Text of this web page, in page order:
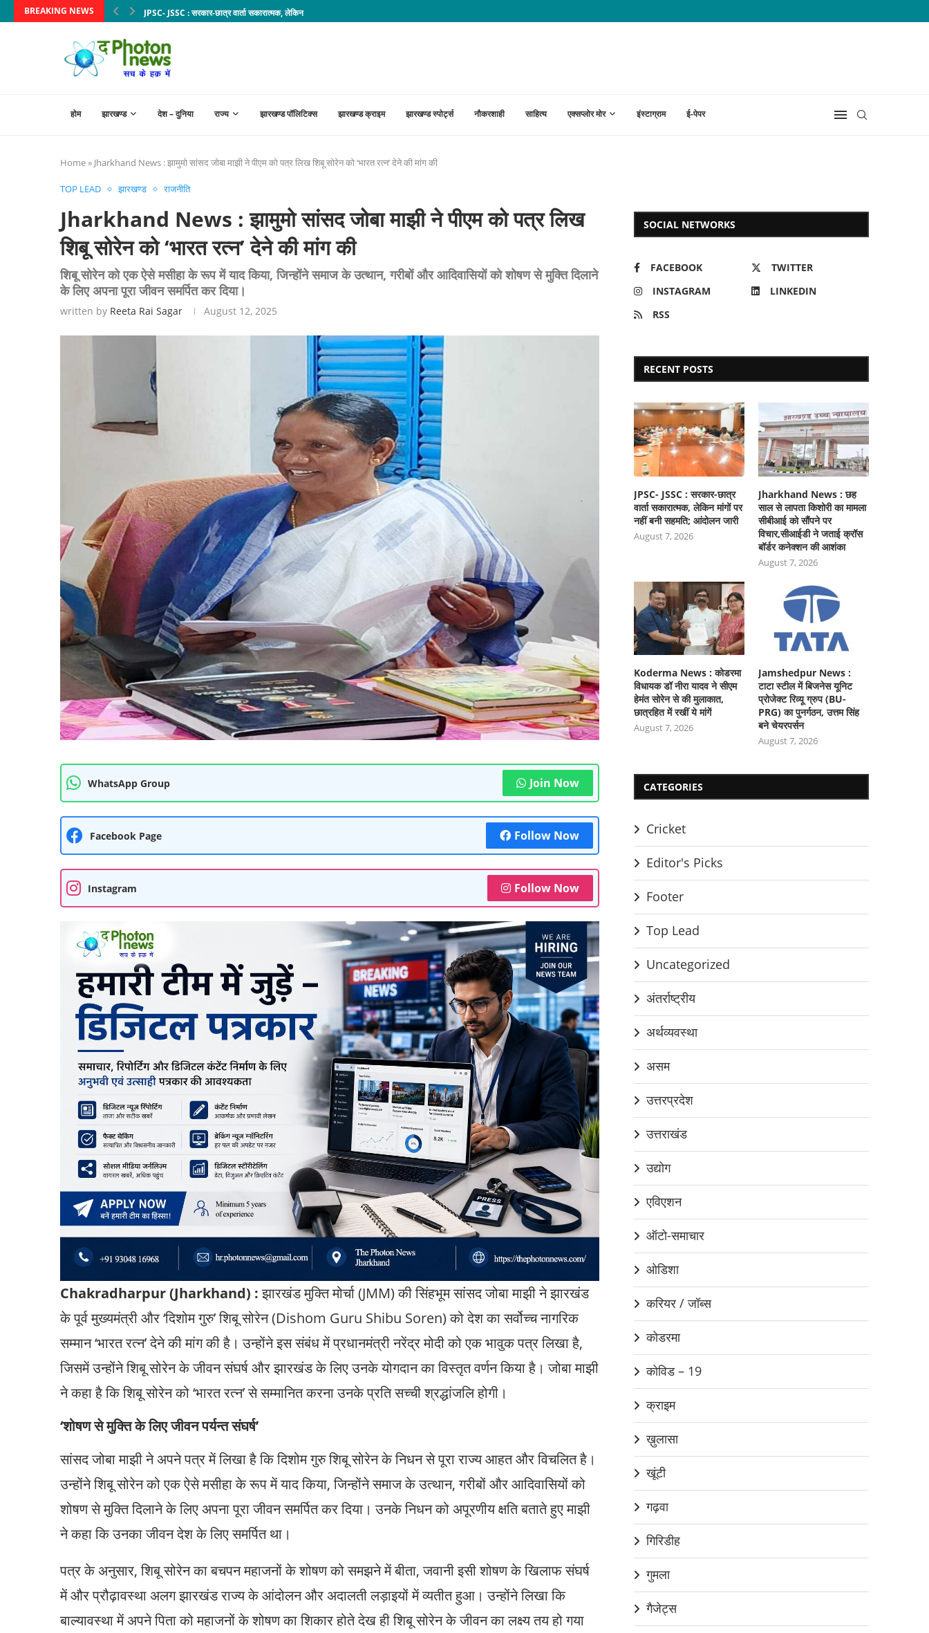
BREAKING NEWS JPSC- JSSC : सरकार-छात्र वार्ता सकारात्मक, लेकिन मांगों पर नहीं बनी सहमति; आंदोलन जारी
होम झारखण्ड देश – दुनिया राज्य झारखण्ड पॉलिटिक्स झारखण्ड क्राइम झारखण्ड स्पोर्ट्स नौकरशाही साहित्य एक्सप्लोर मोर इंस्टाग्राम ई-पेपर
Home» Jharkhand News : झामुमो सांसद जोबा माझी ने पीएम को पत्र लिख शिबू सोरेन को ‘भारत रत्न’ देने की मांग की
TOP LEAD झारखण्ड राजनीति
Jharkhand News : झामुमो सांसद जोबा माझी ने पीएम को पत्र लिख
शिबू सोरेन को ‘भारत रत्न’ देने की मांग की
शिबू सोरेन को एक ऐसे मसीहा के रूप में याद किया, जिन्होंने समाज के उत्थान, गरीबों और आदिवासियों को शोषण से मुक्ति दिलाने
के लिए अपना पूरा जीवन समर्पित कर दिया।
written by Reeta Rai Sagar August 12, 2025
WhatsApp Group Join Now
Facebook Page Follow Now
Instagram Follow Now
Chakradharpur (Jharkhand) :झारखंड मुक्ति मोर्चा (JMM) की सिंहभूम सांसद जोबा माझी ने झारखंड
के पूर्व मुख्यमंत्री और ‘दिशोम गुरु’ शिबू सोरेन (Dishom Guru Shibu Soren) को देश का सर्वोच्च नागरिक
सम्मान ‘भारत रत्न’ देने की मांग की है। उन्होंने इस संबंध में प्रधानमंत्री नरेंद्र मोदी को एक भावुक पत्र लिखा है,
जिसमें उन्होंने शिबू सोरेन के जीवन संघर्ष और झारखंड के लिए उनके योगदान का विस्तृत वर्णन किया है। जोबा माझी
ने कहा है कि शिबू सोरेन को ‘भारत रत्न’ से सम्मानित करना उनके प्रति सच्ची श्रद्धांजलि होगी।
‘शोषण से मुक्ति के लिए जीवन पर्यन्त संघर्ष’
सांसद जोबा माझी ने अपने पत्र में लिखा है कि दिशोम गुरु शिबू सोरेन के निधन से पूरा राज्य आहत और विचलित है।
उन्होंने शिबू सोरेन को एक ऐसे मसीहा के रूप में याद किया, जिन्होंने समाज के उत्थान, गरीबों और आदिवासियों को
शोषण से मुक्ति दिलाने के लिए अपना पूरा जीवन समर्पित कर दिया। उनके निधन को अपूरणीय क्षति बताते हुए माझी
ने कहा कि उनका जीवन देश के लिए समर्पित था।
पत्र के अनुसार, शिबू सोरेन का बचपन महाजनों के शोषण को समझने में बीता, जवानी इसी शोषण के खिलाफ संघर्ष
में और प्रौढ़ावस्था अलग झारखंड राज्य के आंदोलन और अदालती लड़ाइयों में व्यतीत हुआ। उन्होंने लिखा कि
बाल्यावस्था में अपने पिता को महाजनों के शोषण का शिकार होते देख ही शिबू सोरेन के जीवन का लक्ष्य तय हो गया
SOCIAL NETWORKS
FACEBOOK
TWITTER
INSTAGRAM
LINKEDIN
RSS
RECENT POSTS
JPSC- JSSC : सरकार-छात्र
वार्ता सकारात्मक, लेकिन मांगों पर
नहीं बनी सहमति; आंदोलन जारी
August 7, 2026
Jharkhand News : छह
साल से लापता किशोरी का मामला
सीबीआई को सौंपने पर
विचार,सीआईडी ने जताई क्रॉस
बॉर्डर कनेक्शन की आशंका
August 7, 2026
Koderma News : कोडरमा
विधायक डॉ नीरा यादव ने सीएम
हेमंत सोरेन से की मुलाकात,
छात्रहित में रखीं ये मांगें
August 7, 2026
Jamshedpur News :
टाटा स्टील में बिजनेस यूनिट
प्रोजेक्ट रिव्यू ग्रुप (BU-
PRG) का पुनर्गठन, उत्तम सिंह
बने चेयरपर्सन
August 7, 2026
CATEGORIES
Cricket
Editor's Picks
Footer
Top Lead
Uncategorized
अंतर्राष्ट्रीय
अर्थव्यवस्था
असम
उत्तरप्रदेश
उत्तराखंड
उद्योग
एविएशन
ऑटो-समाचार
ओडिशा
करियर / जॉब्स
कोडरमा
कोविड – 19
क्राइम
ख़ुलासा
खूंटी
गढ़वा
गिरिडीह
गुमला
गैजेट्स